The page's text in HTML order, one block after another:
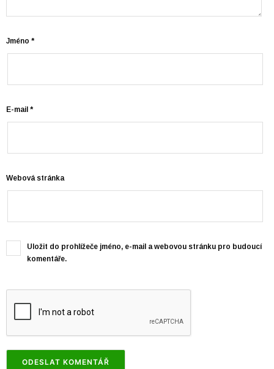
Jméno *
E-mail *
Webová stránka
Uložit do prohlížeče jméno, e-mail a webovou stránku pro budoucí
komentáře.